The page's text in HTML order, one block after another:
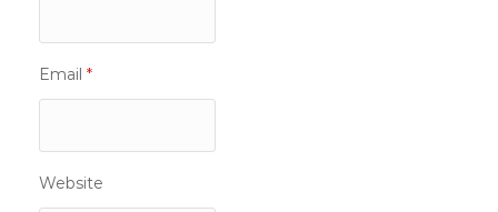
Email *
Website